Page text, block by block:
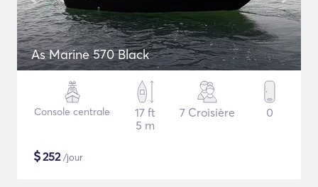
As Marine 570 Black
Console centrale
17 ft
5 m
7 Croisière 0
$252/jour